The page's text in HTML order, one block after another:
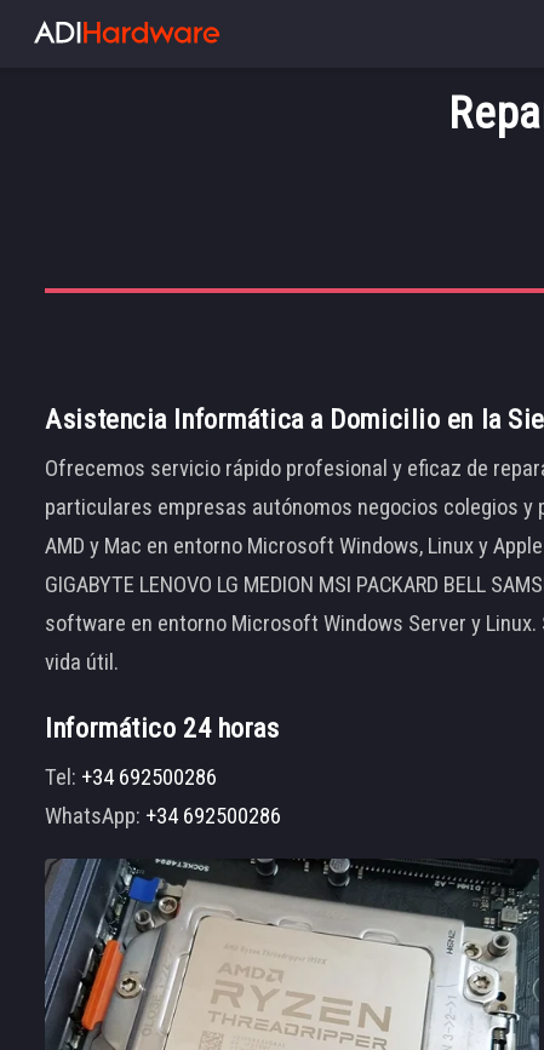
Asistencia Informática a Domicilio en la
Ofrecemos servicio rápido profesional y eficaz de
particulares empresas autónomos negocios colegios
AMD y Mac en entorno Microsoft Windows, Linux y Apple
GIGABYTE LENOVO LG MEDION MSI PACKARD BELL
software en entorno Microsoft Windows Server y
vida útil.
Informático 24 horas
Tel: +34 692500286
WhatsApp: +34 692500286